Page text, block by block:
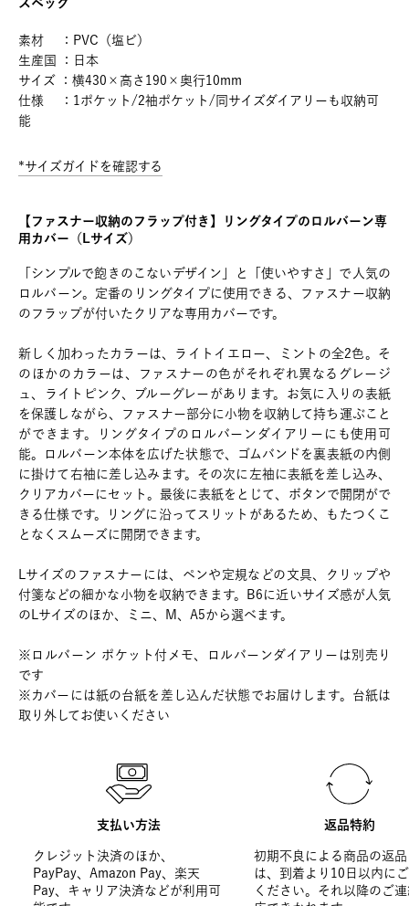
スペック
素材 ：PVC（塩ビ）
生産国 ：日本
サイズ ：横430×高さ190×奥行10mm
仕様 ：1ポケット/2袖ポケット/同サイズダイアリーも収納可
能
*サイズガイドを確認する
【ファスナー収納のフラップ付き】リングタイプのロルバーン専
用カバー（Lサイズ）
「シンプルで飽きのこないデザイン」と「使いやすさ」で人気の
ロルバーン。定番のリングタイプに使用できる、ファスナー収納
のフラップが付いたクリアな専用カバーです。
新しく加わったカラーは、ライトイエロー、ミントの全2色。そ
のほかのカラーは、ファスナーの色がそれぞれ異なるグレージ
ュ、ライトピンク、ブルーグレーがあります。お気に入りの表紙
を保護しながら、ファスナー部分に小物を収納して持ち運ぶこと
ができます。リングタイプのロルバーンダイアリーにも使用可
能。ロルバーン本体を広げた状態で、ゴムバンドを裏表紙の内側
に掛けて右袖に差し込みます。その次に左袖に表紙を差し込み、
クリアカバーにセット。最後に表紙をとじて、ボタンで開閉がで
きる仕様です。リングに沿ってスリットがあるため、もたつくこ
となくスムーズに開閉できます。
Lサイズのファスナーには、ペンや定規などの文具、クリップや
付箋などの細かな小物を収納できます。B6に近いサイズ感が人気
のLサイズのほか、ミニ、M、A5から選べます。
※ロルバーン ポケット付メモ、ロルバーンダイアリーは別売り
です
※カバーには紙の台紙を差し込んだ状態でお届けします。台紙は
取り外してお使いください
支払い方法
クレジット決済のほか、
PayPay、Amazon Pay、楽天
Pay、キャリア決済などが利用可
返品特約
初期不良による商品の返
は、到着より10日以内に
ください。それ以降のご